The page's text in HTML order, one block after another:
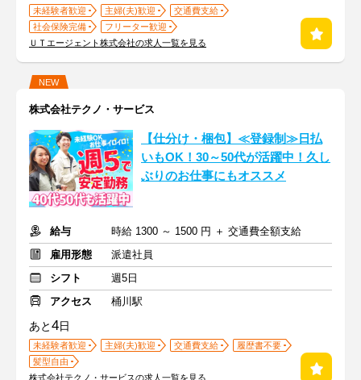
未経験者歓迎 主婦(夫)歓迎
交通費支給
社会保険完備
フリーター歓迎
ＵＴエージェント株式会社の求人一覧を見る
NEW
株式会社テクノ・サービス
【仕分け・梱包】≪登録制≫日払
いもOK！30～50代が活躍中！久し
ぶりのお仕事にもオススメ
給与
時給 1300 ～ 1500 円 ＋ 交通費全額支給
雇用形態
派遣社員
シフト
週5日
アクセス
桶川駅
あと4日
未経験者歓迎 主婦(夫)歓迎 交通費支給
履歴書不要
髪型自由
株式会社テクノ・サービスの求人一覧を見る